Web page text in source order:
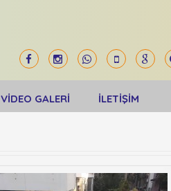
VİDEO GALERİ İLETİŞİM